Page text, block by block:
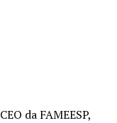
da FAMEESP,